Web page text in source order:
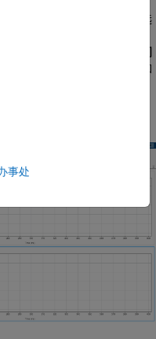
每个显示画面并在
选
附近的一个显著特征。从
时间
选择一个高信噪比区域，例如
来自
样，来自
约为 0.032 秒。
事处